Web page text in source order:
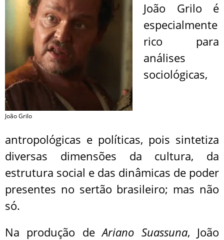
João Grilo
João Grilo é
especialmente
rico para
análises
sociológicas,
antropológicas e políticas, pois sintetiza
diversas dimensões da cultura, da
estrutura social e das dinâmicas de poder
presentes no sertão brasileiro; mas não
só.
Na produção deAriano Suassuna, João